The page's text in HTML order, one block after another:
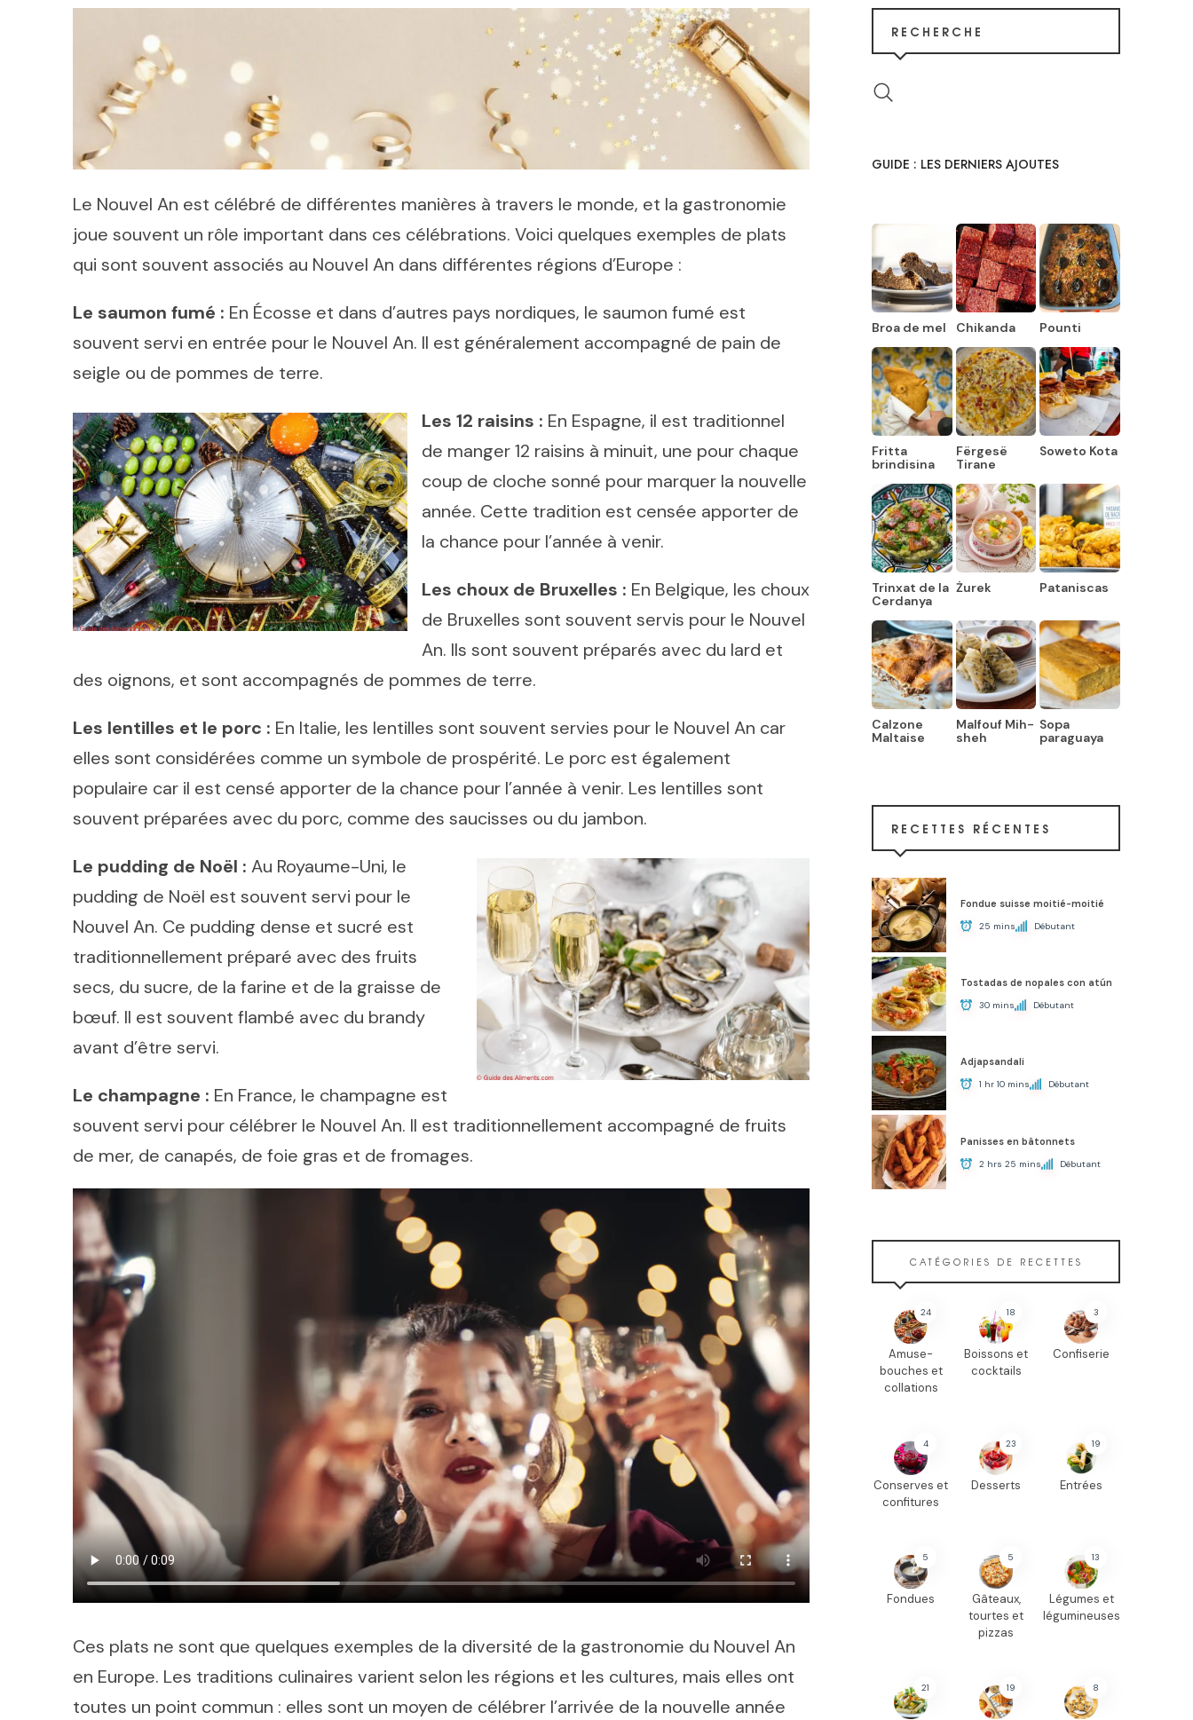
Le Nouvel An est célébré de différentes manières à travers le monde, et la gastronomie
joue souvent un rôle important dans ces célébrations. Voici quelques exemples de plats
qui sont souvent associés au Nouvel An dans différentes régions d’Europe :
Le saumon fumé : En Écosse et dans d’autres pays nordiques, le saumon fumé est
souvent servi en entrée pour le Nouvel An. Il est généralement accompagné de pain de
seigle ou de pommes de terre.
Les 12 raisins : En Espagne, il est traditionnel
de manger 12 raisins à minuit, une pour chaque
coup de cloche sonné pour marquer la nouvelle
année. Cette tradition est censée apporter de
la chance pour l’année à venir.
Les choux de Bruxelles : En Belgique, les choux
de Bruxelles sont souvent servis pour le Nouvel
An. Ils sont souvent préparés avec du lard et
des oignons, et sont accompagnés de pommes de terre.
Les lentilles et le porc : En Italie, les lentilles sont souvent servies pour le Nouvel An car
elles sont considérées comme un symbole de prospérité. Le porc est également
populaire car il est censé apporter de la chance pour l’année à venir. Les lentilles sont
souvent préparées avec du porc, comme des saucisses ou du jambon.
Le pudding de Noël : Au Royaume-Uni, le
pudding de Noël est souvent servi pour le
Nouvel An. Ce pudding dense et sucré est
traditionnellement préparé avec des fruits
secs, du sucre, de la farine et de la graisse de
bœuf. Il est souvent flambé avec du brandy
avant d’être servi.
Le champagne : En France, le champagne est
souvent servi pour célébrer le Nouvel An. Il est traditionnellement accompagné de fruits
de mer, de canapés, de foie gras et de fromages.
Ces plats ne sont que quelques exemples de la diversité de la gastronomie du Nouvel An
en Europe. Les traditions culinaires varient selon les régions et les cultures, mais elles ont
toutes un point commun : elles sont un moyen de célébrer l’arrivée de la nouvelle année
RECHERCHE
GUIDE : LES DERNIERS AJOUTES
Broa de mel Chikanda Pounti
Fritta
brindisina
Fërgesë
Tirane
Soweto Kota
Trinxat de la
Cerdanya
Żurek Pataniscas
Calzone
Maltaise
Malfouf Mih-
sheh
Sopa
paraguaya
RECETTES RÉCENTES
Fondue suisse moitié-moitié
25 mins Débutant
Tostadas de nopales con atún
30 mins Débutant
Adjapsandali
1 hr 10 mins Débutant
Panisses en bâtonnets
2 hrs 25 mins Débutant
CATÉGORIES DE RECETTES
24
Amuse-
bouches et
collations
18
Boissons et
cocktails
3
Confiserie
4
Conserves et
confitures
23
Desserts
19
Entrées
5
Fondues
5
Gâteaux,
tourtes et
pizzas
13
Légumes et
légumineuses
21 19 8